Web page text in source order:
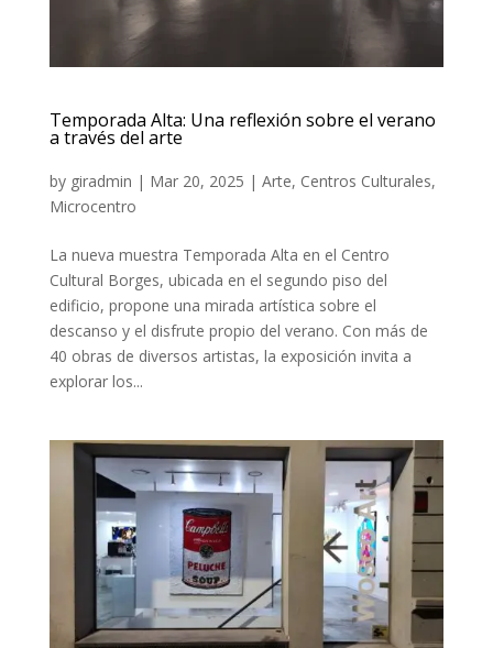
Temporada Alta: Una reflexión sobre el verano
a través del arte
by giradmin | Mar 20, 2025 | Arte, Centros Culturales,
Microcentro
La nueva muestra Temporada Alta en el Centro
Cultural Borges, ubicada en el segundo piso del
edificio, propone una mirada artística sobre el
descanso y el disfrute propio del verano. Con más de
40 obras de diversos artistas, la exposición invita a
explorar los...